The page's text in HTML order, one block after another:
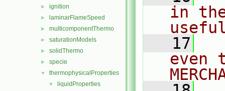
► ignition
► laminarFlameSpeed
► multicomponentThermo
► saturationModels
► solidThermo
► specie
▼ thermophysicalProperties
▼ liquidProperties
in
   17
even